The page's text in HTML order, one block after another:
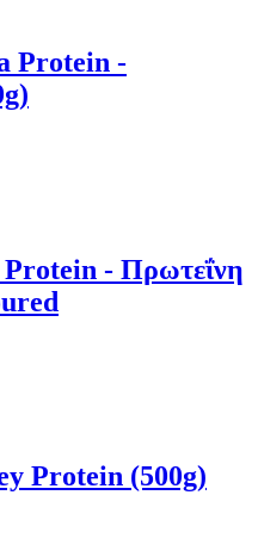
Protein -
- Πρωτεΐνη
Protein (500g)